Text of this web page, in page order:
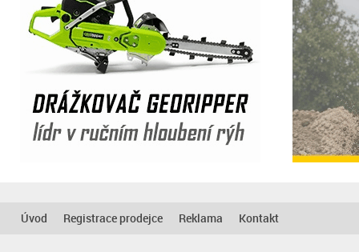
Úvod Registrace prodejce Reklama Kontakt